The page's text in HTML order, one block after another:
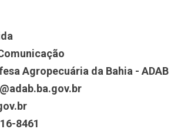
Agropecuária da Bahia - ADAB
8461